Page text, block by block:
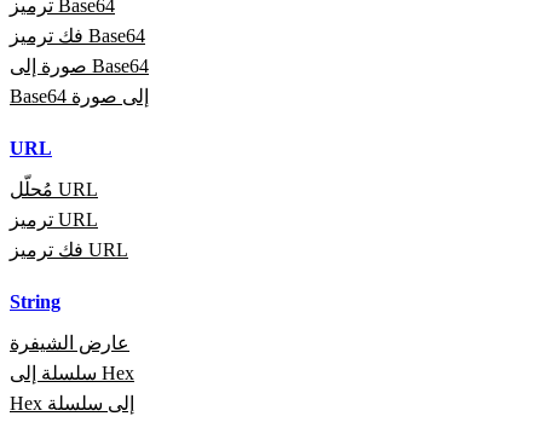
ترميز Base64
فك ترميز Base64
صورة إلى Base64
Base64 إلى صورة
URL
مُحلّل URL
ترميز URL
فك ترميز URL
String
عارض الشيفرة
سلسلة إلى Hex
Hex إلى سلسلة